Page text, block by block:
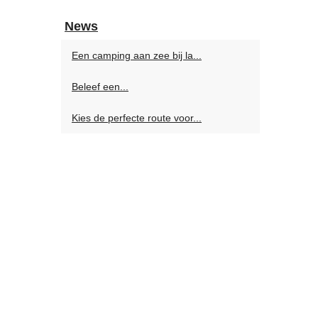
News
Een camping aan zee bij la...
Beleef een...
Kies de perfecte route voor...